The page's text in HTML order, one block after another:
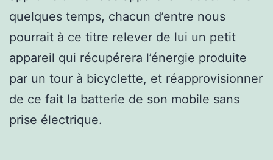
quelques temps, chacun d’entre nous
pourrait à ce titre relever de lui un petit
appareil qui récupérera l’énergie produite
par un tour à bicyclette, et réapprovisionner
de ce fait la batterie de son mobile sans
prise électrique.